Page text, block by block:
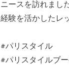
ニースを訪れまし
経験を活かしたレ
#パリスタイル
#パリスタイルブ